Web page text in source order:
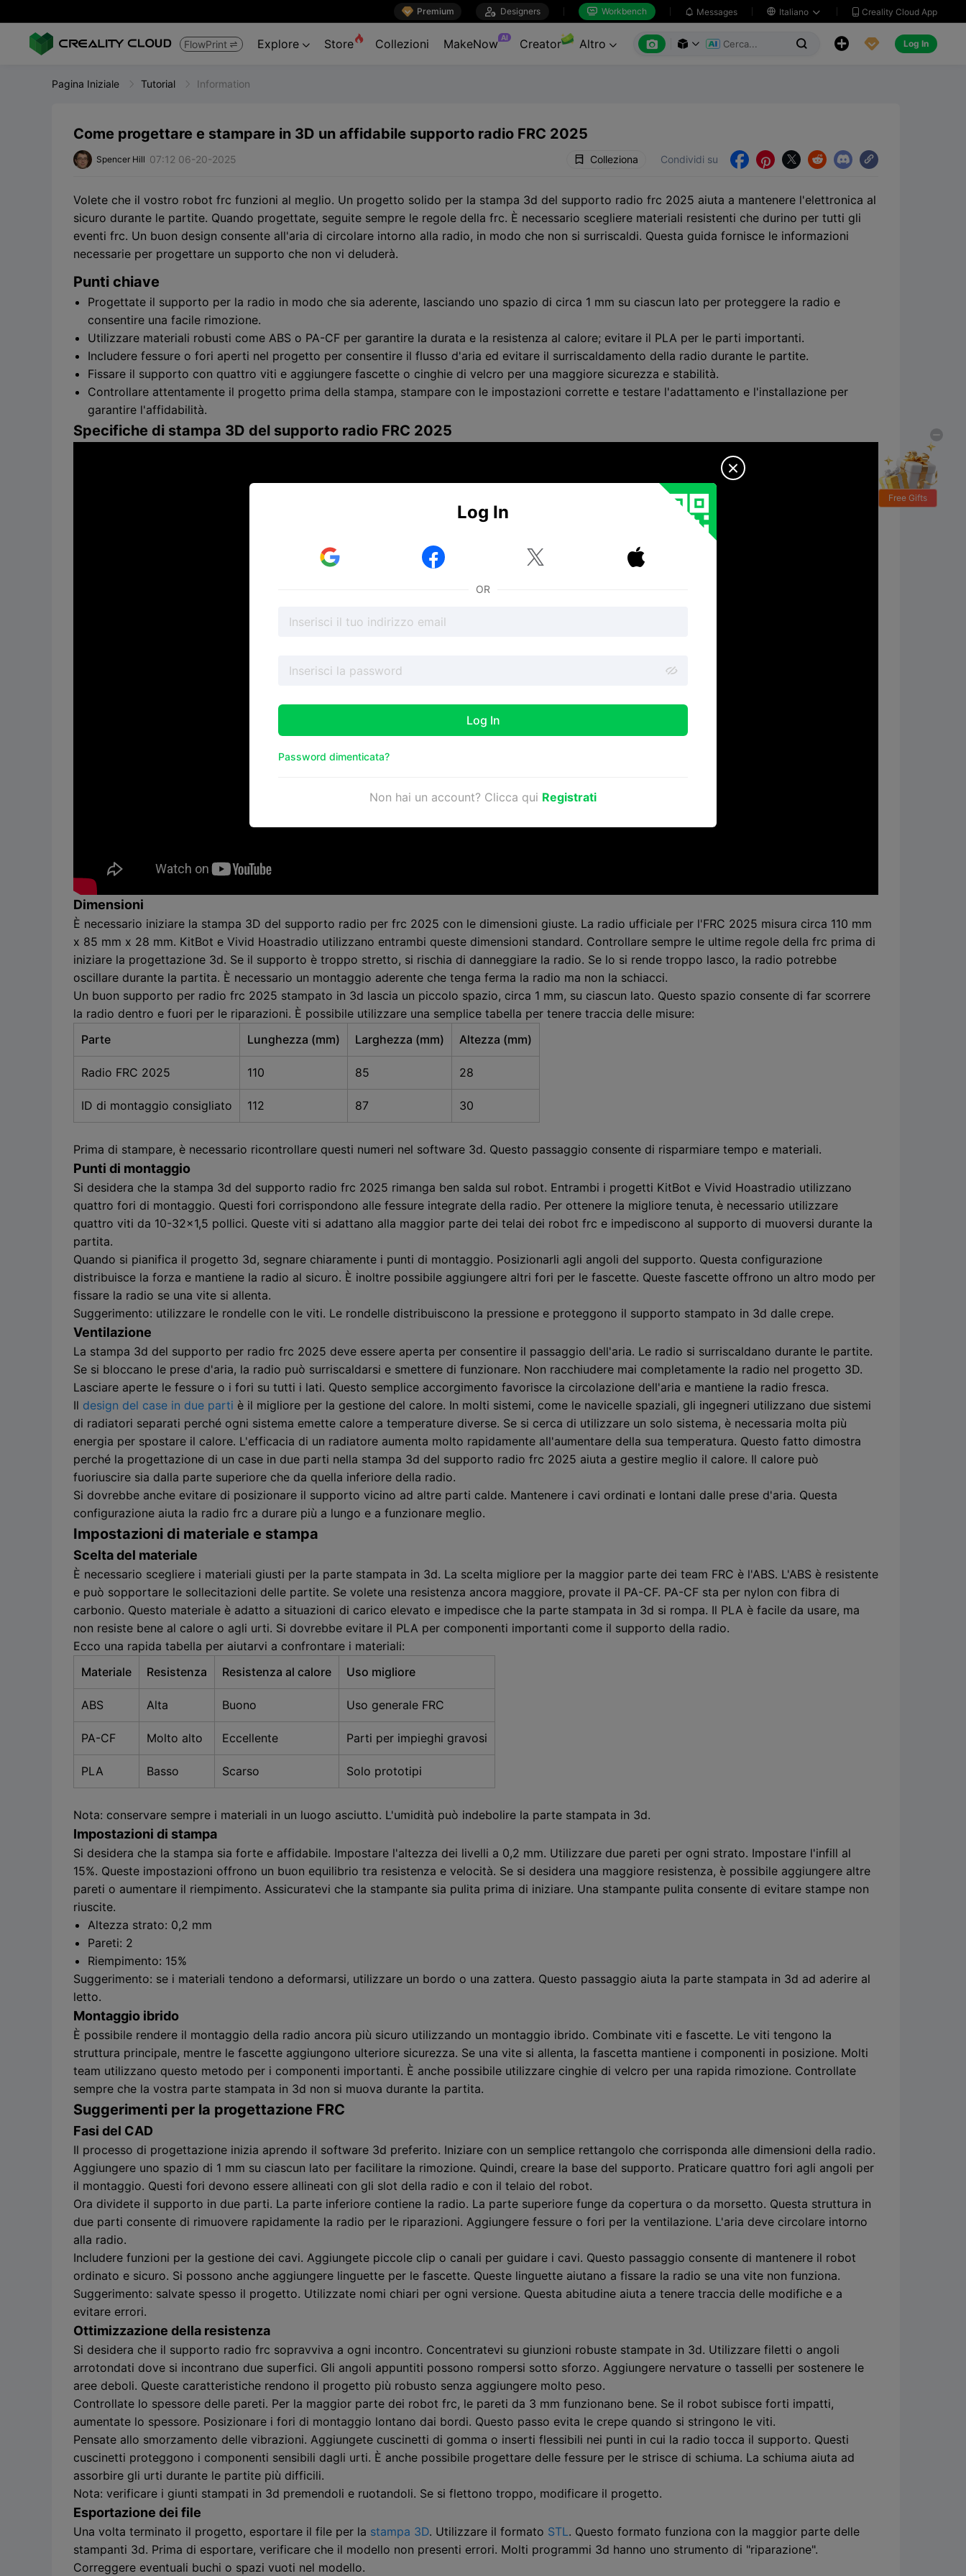
 Premium  Designers  Workbench  Messages  Italiano   Creality Cloud App
FlowPrint  Explore  Store Collezioni MakeNow AI Creator Altro        Log In
Pagina Iniziale Tutorial Information
Come progettare e stampare in 3D un affidabile supporto radio FRC 2025
Spencer Hill 07:12 06-20-2025 Colleziona Condividi su     
Volete che il vostro robot frc funzioni al meglio. Un progetto solido per la stampa 3d del supporto radio frc 2025 aiuta a mantenere l'elettronica al
sicuro durante le partite. Quando progettate, seguite sempre le regole della frc. È necessario scegliere materiali resistenti che durino per tutti gli
eventi frc. Un buon design consente all'aria di circolare intorno alla radio, in modo che non si surriscaldi. Questa guida fornisce le informazioni
necessarie per progettare un supporto che non vi deluderà.
Punti chiave
Progettate il supporto per la radio in modo che sia aderente, lasciando uno spazio di circa 1 mm su ciascun lato per proteggere la radio e
consentire una facile rimozione.
Utilizzare materiali robusti come ABS o PA-CF per garantire la durata e la resistenza al calore; evitare il PLA per le parti importanti.
Includere fessure o fori aperti nel progetto per consentire il flusso d'aria ed evitare il surriscaldamento della radio durante le partite.
Fissare il supporto con quattro viti e aggiungere fascette o cinghie di velcro per una maggiore sicurezza e stabilità.
Controllare attentamente il progetto prima della stampa, stampare con le impostazioni corrette e testare l'adattamento e l'installazione per
garantire l'affidabilità.
Specifiche di stampa 3D del supporto radio FRC 2025
Dimensioni
È necessario iniziare la stampa 3D del supporto radio per frc 2025 con le dimensioni giuste. La radio ufficiale per l'FRC 2025 misura circa 110 mm
x 85 mm x 28 mm. KitBot e Vivid Hoastradio utilizzano entrambi queste dimensioni standard. Controllare sempre le ultime regole della frc prima di
iniziare la progettazione 3d. Se il supporto è troppo stretto, si rischia di danneggiare la radio. Se lo si rende troppo lasco, la radio potrebbe
oscillare durante la partita. È necessario un montaggio aderente che tenga ferma la radio ma non la schiacci.
Un buon supporto per radio frc 2025 stampato in 3d lascia un piccolo spazio, circa 1 mm, su ciascun lato. Questo spazio consente di far scorrere
la radio dentro e fuori per le riparazioni. È possibile utilizzare una semplice tabella per tenere traccia delle misure:
Parte
Lunghezza (mm) Larghezza (mm) Altezza (mm)
Radio FRC 2025 110 85 28
ID di montaggio consigliato 112 87 30
Prima di stampare, è necessario ricontrollare questi numeri nel software 3d. Questo passaggio consente di risparmiare tempo e materiali.
Punti di montaggio
Si desidera che la stampa 3d del supporto radio frc 2025 rimanga ben salda sul robot. Entrambi i progetti KitBot e Vivid Hoastradio utilizzano
quattro fori di montaggio. Questi fori corrispondono alle fessure integrate della radio. Per ottenere la migliore tenuta, è necessario utilizzare
quattro viti da 10-32x1,5 pollici. Queste viti si adattano alla maggior parte dei telai dei robot frc e impediscono al supporto di muoversi durante la
partita.
Quando si pianifica il progetto 3d, segnare chiaramente i punti di montaggio. Posizionarli agli angoli del supporto. Questa configurazione
distribuisce la forza e mantiene la radio al sicuro. È inoltre possibile aggiungere altri fori per le fascette. Queste fascette offrono un altro modo per
fissare la radio se una vite si allenta.
Suggerimento: utilizzare le rondelle con le viti. Le rondelle distribuiscono la pressione e proteggono il supporto stampato in 3d dalle crepe.
Ventilazione
La stampa 3d del supporto per radio frc 2025 deve essere aperta per consentire il passaggio dell'aria. Le radio si surriscaldano durante le partite.
Se si bloccano le prese d'aria, la radio può surriscaldarsi e smettere di funzionare. Non racchiudere mai completamente la radio nel progetto 3D.
Lasciare aperte le fessure o i fori su tutti i lati. Questo semplice accorgimento favorisce la circolazione dell'aria e mantiene la radio fresca.
Il design del case in due parti è il migliore per la gestione del calore. In molti sistemi, come le navicelle spaziali, gli ingegneri utilizzano due sistemi
di radiatori separati perché ogni sistema emette calore a temperature diverse. Se si cerca di utilizzare un solo sistema, è necessaria molta più
energia per spostare il calore. L'efficacia di un radiatore aumenta molto rapidamente all'aumentare della sua temperatura. Questo fatto dimostra
perché la progettazione di un case in due parti nella stampa 3d del supporto radio frc 2025 aiuta a gestire meglio il calore. Il calore può
fuoriuscire sia dalla parte superiore che da quella inferiore della radio.
Si dovrebbe anche evitare di posizionare il supporto vicino ad altre parti calde. Mantenere i cavi ordinati e lontani dalle prese d'aria. Questa
configurazione aiuta la radio frc a durare più a lungo e a funzionare meglio.
Impostazioni di materiale e stampa
Scelta del materiale
È necessario scegliere i materiali giusti per la parte stampata in 3d. La scelta migliore per la maggior parte dei team FRC è l'ABS. L'ABS è resistente
e può sopportare le sollecitazioni delle partite. Se volete una resistenza ancora maggiore, provate il PA-CF. PA-CF sta per nylon con fibra di
carbonio. Questo materiale è adatto a situazioni di carico elevato e impedisce che la parte stampata in 3d si rompa. Il PLA è facile da usare, ma
non resiste bene al calore o agli urti. Si dovrebbe evitare il PLA per componenti importanti come il supporto della radio.
Ecco una rapida tabella per aiutarvi a confrontare i materiali:
Materiale
Resistenza Resistenza al calore Uso migliore
ABS Alta Buono Uso generale FRC
PA-CF Molto alto Eccellente Parti per impieghi gravosi
PLA Basso Scarso Solo prototipi
Nota: conservare sempre i materiali in un luogo asciutto. L'umidità può indebolire la parte stampata in 3d.
Impostazioni di stampa
Si desidera che la stampa sia forte e affidabile. Impostare l'altezza dei livelli a 0,2 mm. Utilizzare due pareti per ogni strato. Impostare l'infill al
15%. Queste impostazioni offrono un buon equilibrio tra resistenza e velocità. Se si desidera una maggiore resistenza, è possibile aggiungere altre
pareti o aumentare il riempimento. Assicuratevi che la stampante sia pulita prima di iniziare. Una stampante pulita consente di evitare stampe non
riuscite.
Altezza strato: 0,2 mm
Pareti: 2
Riempimento: 15%
Suggerimento: se i materiali tendono a deformarsi, utilizzare un bordo o una zattera. Questo passaggio aiuta la parte stampata in 3d ad aderire al
letto.
Montaggio ibrido
È possibile rendere il montaggio della radio ancora più sicuro utilizzando un montaggio ibrido. Combinate viti e fascette. Le viti tengono la
struttura principale, mentre le fascette aggiungono ulteriore sicurezza. Se una vite si allenta, la fascetta mantiene i componenti in posizione. Molti
team utilizzano questo metodo per i componenti importanti. È anche possibile utilizzare cinghie di velcro per una rapida rimozione. Controllate
sempre che la vostra parte stampata in 3d non si muova durante la partita.
Suggerimenti per la progettazione FRC
Fasi del CAD
Il processo di progettazione inizia aprendo il software 3d preferito. Iniziare con un semplice rettangolo che corrisponda alle dimensioni della radio.
Aggiungere uno spazio di 1 mm su ciascun lato per facilitare la rimozione. Quindi, creare la base del supporto. Praticare quattro fori agli angoli per
il montaggio. Questi fori devono essere allineati con gli slot della radio e con il telaio del robot.
Ora dividete il supporto in due parti. La parte inferiore contiene la radio. La parte superiore funge da copertura o da morsetto. Questa struttura in
due parti consente di rimuovere rapidamente la radio per le riparazioni. Aggiungere fessure o fori per la ventilazione. L'aria deve circolare intorno
alla radio.
Includere funzioni per la gestione dei cavi. Aggiungete piccole clip o canali per guidare i cavi. Questo passaggio consente di mantenere il robot
ordinato e sicuro. Si possono anche aggiungere linguette per le fascette. Queste linguette aiutano a fissare la radio se una vite non funziona.
Suggerimento: salvate spesso il progetto. Utilizzate nomi chiari per ogni versione. Questa abitudine aiuta a tenere traccia delle modifiche e a
evitare errori.
Ottimizzazione della resistenza
Si desidera che il supporto radio frc sopravviva a ogni incontro. Concentratevi su giunzioni robuste stampate in 3d. Utilizzare filetti o angoli
arrotondati dove si incontrano due superfici. Gli angoli appuntiti possono rompersi sotto sforzo. Aggiungere nervature o tasselli per sostenere le
aree deboli. Queste caratteristiche rendono il progetto più robusto senza aggiungere molto peso.
Controllate lo spessore delle pareti. Per la maggior parte dei robot frc, le pareti da 3 mm funzionano bene. Se il robot subisce forti impatti,
aumentate lo spessore. Posizionare i fori di montaggio lontano dai bordi. Questo passo evita le crepe quando si stringono le viti.
Pensate allo smorzamento delle vibrazioni. Aggiungete cuscinetti di gomma o inserti flessibili nei punti in cui la radio tocca il supporto. Questi
cuscinetti proteggono i componenti sensibili dagli urti. È anche possibile progettare delle fessure per le strisce di schiuma. La schiuma aiuta ad
assorbire gli urti durante le partite più difficili.
Nota: verificare i giunti stampati in 3d premendoli e ruotandoli. Se si flettono troppo, modificare il progetto.
Esportazione dei file
Una volta terminato il progetto, esportare il file per la stampa 3D. Utilizzare il formato STL. Questo formato funziona con la maggior parte delle
stampanti 3d. Prima di esportare, verificare che il modello non presenti errori. Molti programmi 3d hanno uno strumento di "riparazione".
Correggere eventuali buchi o spazi vuoti nel modello.
Free Gifts

Log In
  
OR
Log In
Password dimenticata?
Non hai un account? Clicca qui Registrati